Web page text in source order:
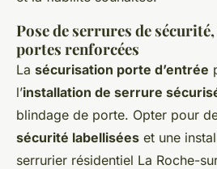
Pose de serrures de
portes renforcées
La sécurisation porte d’entrée
l’installation de serrure
blindage de porte. Opter pour
sécurité labellisées et une
serrurier résidentiel La Roche-